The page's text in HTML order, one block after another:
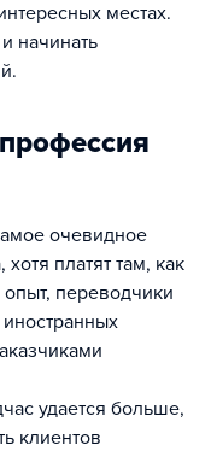
местах.
начинать
очевидное
платят там, как
переводчики
удается больше,
клиентов